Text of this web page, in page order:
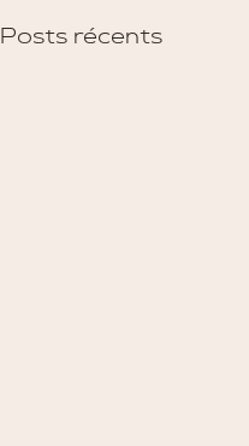
Posts récents